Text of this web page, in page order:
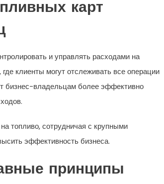
карт
и управлять расходами на
клиенты могут отслеживать все операции
бизнес-владельцам более эффективно
топливо, сотрудничая с крупными
эффективность бизнеса.
принципы